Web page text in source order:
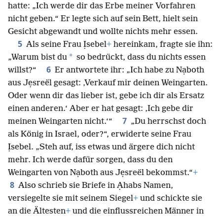
hatte: „Ich werde dir das Erbe meiner Vorfahren
nicht geben.“ Er legte sich auf sein Bett, hielt sein
Gesicht abgewandt und wollte nichts mehr essen.
5 Als seine Frau Ịsebel+ hereinkam, fragte sie ihn:
„Warum bist du * so bedrückt, dass du nichts essen
willst?“
6 Er antwortete ihr: „Ich habe zu Nạboth
aus Jẹsreël gesagt: ‚Verkauf mir deinen Weingarten.
Oder wenn dir das lieber ist, gebe ich dir als Ersatz
einen anderen.‘ Aber er hat gesagt: ‚Ich gebe dir
meinen Weingarten nicht.‘“
7 „Du herrschst doch
als König in Israel, oder?“, erwiderte seine Frau
Ịsebel. „Steh auf, iss etwas und ärgere dich nicht
mehr. Ich werde dafür sorgen, dass du den
Weingarten von Nạboth aus Jẹsreël bekommst.“+
8 Also schrieb sie Briefe in Ạhabs Namen,
versiegelte sie mit seinem Siegel+ und schickte sie
an die Ältesten+ und die einflussreichen Männer in